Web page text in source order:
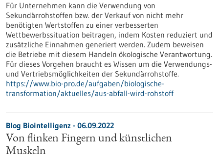
Für Unternehmen kann die Verwendung von
Sekundärrohstoffen bzw. der Verkauf von nicht mehr
benötigten Wertstoffen zu einer verbesserten
Wettbewerbssituation beitragen, indem Kosten reduziert und
zusätzliche Einnahmen generiert werden. Zudem beweisen
die Betriebe mit diesem Handeln ökologische Verantwortung.
Für dieses Vorgehen braucht es Wissen um die Verwendungs-
und Vertriebsmöglichkeiten der Sekundärrohstoffe.
https://www.bio-pro.de/aufgaben/biologische-
transformation/aktuelles/aus-abfall-wird-rohstoff
Blog Biointelligenz - 06.09.2022
Von flinken Fingern und künstlichen
Muskeln